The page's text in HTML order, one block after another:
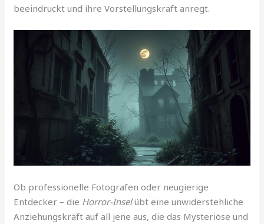
beeindruckt und ihre Vorstellungskraft anregt.
Ob professionelle Fotografen oder neugierige
Entdecker – die Horror-Inselübt eine unwiderstehliche
Anziehungskraft auf all jene aus, die das Mysteriöse und